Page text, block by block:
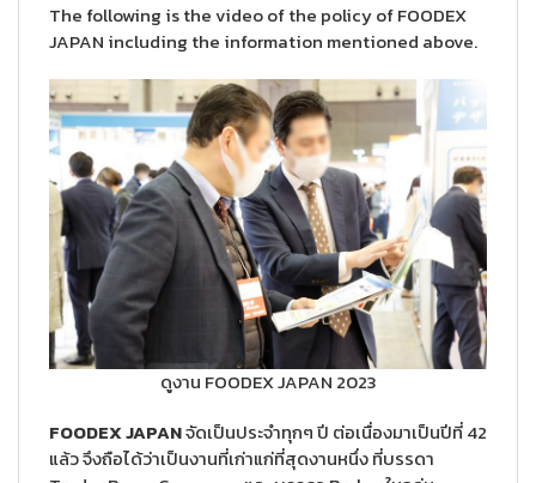
The following is the video of the policy of FOODEX
JAPAN including the information mentioned above.
ดูงาน FOODEX JAPAN 2023
FOODEX JAPANจัดเป็นประจำทุกๆ ปี ต่อเนื่องมาเป็นปีที่ 42
แล้ว จึงถือได้ว่าเป็นงานที่เก่าแก่ที่สุดงานหนึ่ง ที่บรรดา